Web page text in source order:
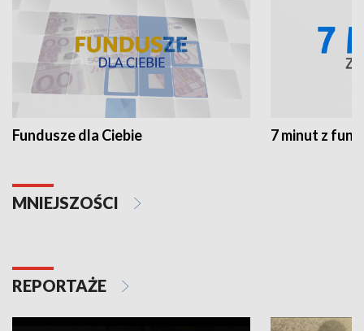
Fundusze dla Ciebie 7 minut z
MNIEJSZOŚCI
REPORTAŻE